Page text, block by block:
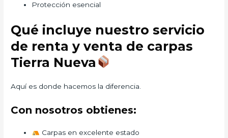
Protección esencial
Qué incluye nuestro servicio
de renta y venta de carpas
Tierra Nueva
Aquí es donde hacemos la diferencia.
Con nosotros obtienes:
Carpas en excelente estado